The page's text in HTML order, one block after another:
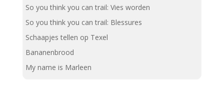
So you think you can trail: Vies worden
So you think you can trail: Blessures
Schaapjes tellen op Texel
Bananenbrood
My name is Marleen